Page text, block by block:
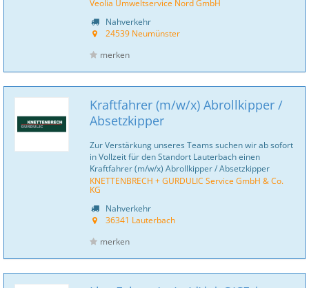
Veolia Umweltservice Nord GmbH
Nahverkehr
24539 Neumünster
merken
Kraftfahrer (m/w/x) Abrollkipper /
Absetzkipper
Zur Verstärkung unseres Teams suchen wir ab sofort
in Vollzeit für den Standort Lauterbach einen
Kraftfahrer (m/w/x) Abrollkipper / Absetzkipper
KNETTENBRECH + GURDULIC Service GmbH & Co.
KG
Nahverkehr
36341 Lauterbach
merken